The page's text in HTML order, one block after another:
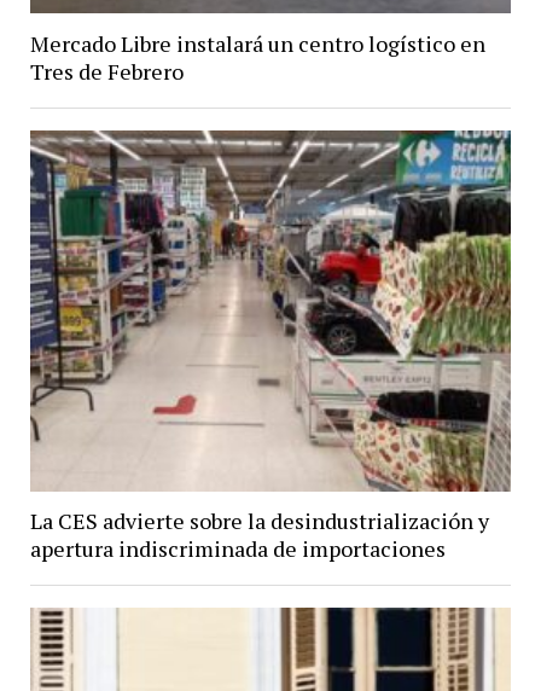
Mercado Libre instalará un centro logístico en
Tres de Febrero
La CES advierte sobre la desindustrialización y
apertura indiscriminada de importaciones